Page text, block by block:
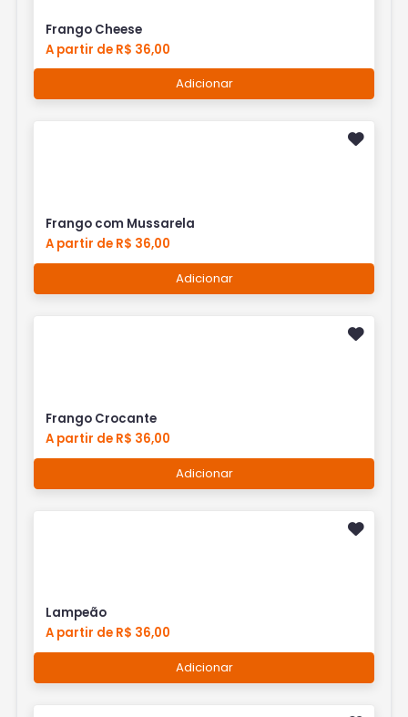
Frango Cheese
A partir de R$ 36,00
Adicionar
Frango com Mussarela
A partir de R$ 36,00
Adicionar
Frango Crocante
A partir de R$ 36,00
Adicionar
Lampeão
A partir de R$ 36,00
Adicionar